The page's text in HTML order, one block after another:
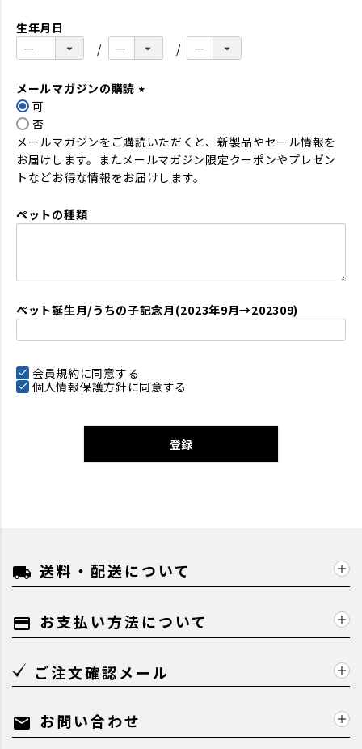
生年月日
メールマガジンの購読
須
)
可
否
メールマガジンをご購読いただくと、新製品やセール情報を
お届けします。またメールマガジン限定クーポンやプレゼン
トなどお得な情報をお届けします。
ペットの種類
ペット誕生月/うちの子記念月(2023年9月→202309)
会員規約に同意する
個人情報保護方針 に同意する
登録
local_shipping 送料・配送について
payment お支払い方法について
ご注文確認メール
mail お問い合わせ